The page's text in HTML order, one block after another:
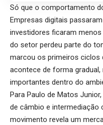
Só que o comportamento
Empresas digitais
investidores ficaram
do setor perdeu parte do
marcou os primeiros ciclos
acontece de forma
importantes dentro do
Para Paulo de Matos
de câmbio e intermediação
movimento revela um